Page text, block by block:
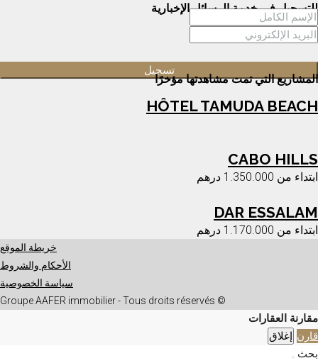
للتسجيل في خدمة الرسائل الإخبارية
المشاريع التي تمت مشاهدتها مؤخرًا
HÔTEL TAMUDA BEACH
CABO HILLS
ابتداء من 1.350.000 درهم
DAR ESSALAM
ابتداء من 1.170.000 درهم
خريطة الموقع
الأحكام والشروط
سياسة الخصوصية
© Groupe AAFER immobilier - Tous droits réservés
مقارنة العقارات
قارن إغلاق
بحث